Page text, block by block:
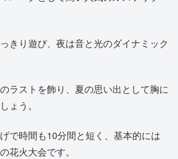
きり遊び、夜は音と光のダイナミック
ラストを飾り、夏の思い出として胸に
ょう。
で時間も10分間と短く、基本的には
花火大会です。